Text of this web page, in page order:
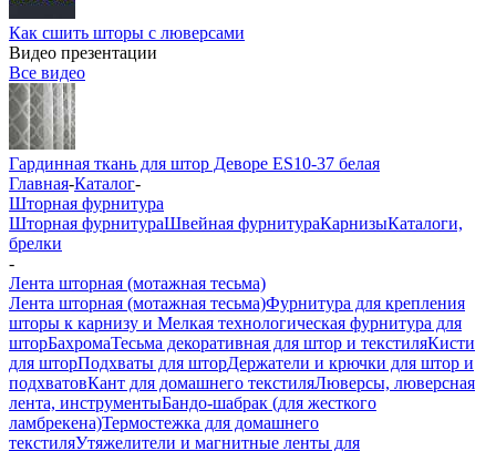
Как сшить шторы с люверсами
Видео презентации
Все видео
Гардинная ткань для штор Деворе ES10-37 белая
Главная-Каталог-
Шторная фурнитура
Шторная фурнитураШвейная фурнитураКарнизыКаталоги,
брелки
-
Лента шторная (мотажная тесьма)
Лента шторная (мотажная тесьма)Фурнитура для крепления
шторы к карнизу и Мелкая технологическая фурнитура для
шторБахромаТесьма декоративная для штор и текстиляКисти
для шторПодхваты для шторДержатели и крючки для штор и
подхватовКант для домашнего текстиляЛюверсы, люверсная
лента, инструментыБандо-шабрак (для жесткого
ламбрекена)Термостежка для домашнего
текстиляУтяжелители и магнитные ленты для